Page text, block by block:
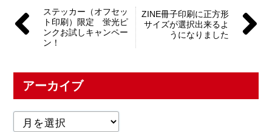
ステッカー（オフセッ
ト印刷）限定 蛍光ピ
ンクお試しキャンペー
ン！
ZINE冊子印刷に正方形
サイズが選択出来るよ
うになりました
アーカイブ